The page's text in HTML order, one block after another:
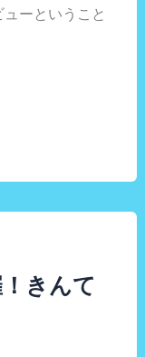
ーということ
きんて